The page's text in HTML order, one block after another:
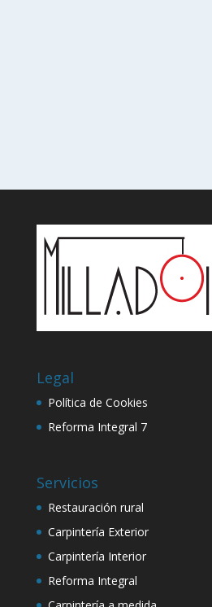
Legal
Política de Cookies
Reforma Integral 7
Servicios
Restauración rural
Carpintería Exterior
Carpintería Interior
Reforma Integral